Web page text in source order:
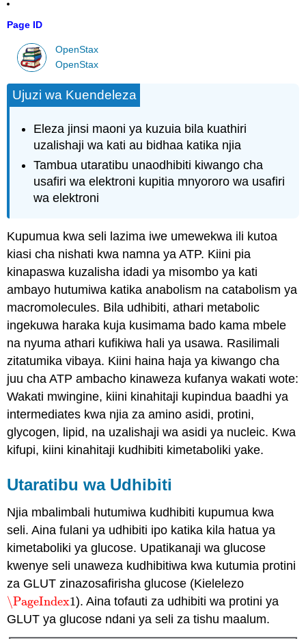
Page ID
OpenStax
OpenStax
Ujuzi wa Kuendeleza
Eleza jinsi maoni ya kuzuia bila kuathiri
uzalishaji wa kati au bidhaa katika njia
Tambua utaratibu unaodhibiti kiwango cha
usafiri wa elektroni kupitia mnyororo wa usafiri
wa elektroni
Kupumua kwa seli lazima iwe umewekwa ili kutoa
kiasi cha nishati kwa namna ya ATP. Kiini pia
kinapaswa kuzalisha idadi ya misombo ya kati
ambayo hutumiwa katika anabolism na catabolism ya
macromolecules. Bila udhibiti, athari metabolic
ingekuwa haraka kuja kusimama bado kama mbele
na nyuma athari kufikiwa hali ya usawa. Rasilimali
zitatumika vibaya. Kiini haina haja ya kiwango cha
juu cha ATP ambacho kinaweza kufanya wakati wote:
Wakati mwingine, kiini kinahitaji kupindua baadhi ya
intermediates kwa njia za amino asidi, protini,
glycogen, lipid, na uzalishaji wa asidi ya nucleic. Kwa
kifupi, kiini kinahitaji kudhibiti kimetaboliki yake.
Utaratibu wa Udhibiti
Njia mbalimbali hutumiwa kudhibiti kupumua kwa
seli. Aina fulani ya udhibiti ipo katika kila hatua ya
kimetaboliki ya glucose. Upatikanaji wa glucose
kwenye seli unaweza kudhibitiwa kwa kutumia protini
za GLUT zinazosafirisha glucose (Kielelezo
\PageIndex1
\PageIndex1). Aina tofauti za udhibiti wa protini ya
GLUT ya glucose ndani ya seli za tishu maalum.